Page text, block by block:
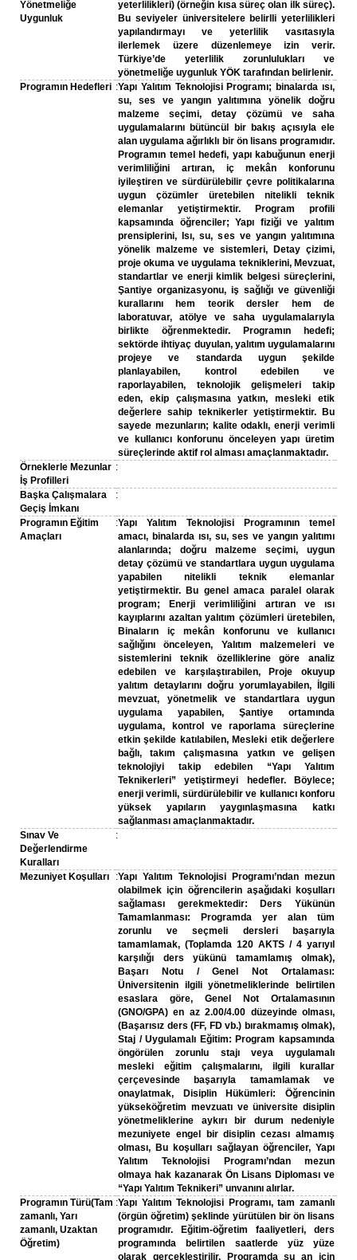
Yönetmeliğe
Uygunluk
yeterlilikleri) (örneğin kısa süreç olan ilk süreç).
Bu seviyeler üniversitelere belirlli yeterlilikleri
yapılandırmayı ve yeterlilik vasıtasıyla
ilerlemek üzere düzenlemeye izin verir.
Türkiye’de yeterlilik zorunlulukları ve
yönetmeliğe uygunluk YÖK tarafından belirlenir.
Programın Hedefleri :Yapı Yalıtım Teknolojisi Programı; binalarda ısı,
su, ses ve yangın yalıtımına yönelik doğru
malzeme seçimi, detay çözümü ve saha
uygulamalarını bütüncül bir bakış açısıyla ele
alan uygulama ağırlıklı bir ön lisans programıdır.
Programın temel hedefi, yapı kabuğunun enerji
verimliliğini artıran, iç mekân konforunu
iyileştiren ve sürdürülebilir çevre politikalarına
uygun çözümler üretebilen nitelikli teknik
elemanlar yetiştirmektir. Program profili
kapsamında öğrenciler; Yapı fiziği ve yalıtım
prensiplerini, Isı, su, ses ve yangın yalıtımına
yönelik malzeme ve sistemleri, Detay çizimi,
proje okuma ve uygulama tekniklerini, Mevzuat,
standartlar ve enerji kimlik belgesi süreçlerini,
Şantiye organizasyonu, iş sağlığı ve güvenliği
kurallarını hem teorik dersler hem de
laboratuvar, atölye ve saha uygulamalarıyla
birlikte öğrenmektedir. Programın hedefi;
sektörde ihtiyaç duyulan, yalıtım uygulamalarını
projeye ve standarda uygun şekilde
planlayabilen, kontrol edebilen ve
raporlayabilen, teknolojik gelişmeleri takip
eden, ekip çalışmasına yatkın, mesleki etik
değerlere sahip teknikerler yetiştirmektir. Bu
sayede mezunların; kalite odaklı, enerji verimli
ve kullanıcı konforunu önceleyen yapı üretim
süreçlerinde aktif rol alması amaçlanmaktadır.
Örneklerle Mezunlar
İş Profilleri
:
Başka Çalışmalara
Geçiş İmkanı
:
Programın Eğitim
Amaçları
:Yapı Yalıtım Teknolojisi Programının temel
amacı, binalarda ısı, su, ses ve yangın yalıtımı
alanlarında; doğru malzeme seçimi, uygun
detay çözümü ve standartlara uygun uygulama
yapabilen nitelikli teknik elemanlar
yetiştirmektir. Bu genel amaca paralel olarak
program; Enerji verimliliğini artıran ve ısı
kayıplarını azaltan yalıtım çözümleri üretebilen,
Binaların iç mekân konforunu ve kullanıcı
sağlığını önceleyen, Yalıtım malzemeleri ve
sistemlerini teknik özelliklerine göre analiz
edebilen ve karşılaştırabilen, Proje okuyup
yalıtım detaylarını doğru yorumlayabilen, İlgili
mevzuat, yönetmelik ve standartlara uygun
uygulama yapabilen, Şantiye ortamında
uygulama, kontrol ve raporlama süreçlerine
etkin şekilde katılabilen, Mesleki etik değerlere
bağlı, takım çalışmasına yatkın ve gelişen
teknolojiyi takip edebilen “Yapı Yalıtım
Teknikerleri” yetiştirmeyi hedefler. Böylece;
enerji verimli, sürdürülebilir ve kullanıcı konforu
yüksek yapıların yaygınlaşmasına katkı
sağlanması amaçlanmaktadır.
Sınav Ve
Değerlendirme
Kuralları
:
Mezuniyet Koşulları :Yapı Yalıtım Teknolojisi Programı’ndan mezun
olabilmek için öğrencilerin aşağıdaki koşulları
sağlaması gerekmektedir: Ders Yükünün
Tamamlanması: Programda yer alan tüm
zorunlu ve seçmeli dersleri başarıyla
tamamlamak, (Toplamda 120 AKTS / 4 yarıyıl
karşılığı ders yükünü tamamlamış olmak),
Başarı Notu / Genel Not Ortalaması:
Üniversitenin ilgili yönetmeliklerinde belirtilen
esaslara göre, Genel Not Ortalamasının
(GNO/GPA) en az 2.00/4.00 düzeyinde olması,
(Başarısız ders (FF, FD vb.) bırakmamış olmak),
Staj / Uygulamalı Eğitim: Program kapsamında
öngörülen zorunlu stajı veya uygulamalı
mesleki eğitim çalışmalarını, ilgili kurallar
çerçevesinde başarıyla tamamlamak ve
onaylatmak, Disiplin Hükümleri: Öğrencinin
yükseköğretim mevzuatı ve üniversite disiplin
yönetmeliklerine aykırı bir durum nedeniyle
mezuniyete engel bir disiplin cezası almamış
olması, Bu koşulları sağlayan öğrenciler, Yapı
Yalıtım Teknolojisi Programı’ndan mezun
olmaya hak kazanarak Ön Lisans Diploması ve
“Yapı Yalıtım Teknikeri” unvanını alırlar.
Programın Türü(Tam
zamanlı, Yarı
zamanlı, Uzaktan
Öğretim)
:Yapı Yalıtım Teknolojisi Programı, tam zamanlı
(örgün öğretim) şeklinde yürütülen bir ön lisans
programıdır. Eğitim-öğretim faaliyetleri, ders
programında belirtilen saatlerde yüz yüze
olarak gerçekleştirilir. Programda şu an için